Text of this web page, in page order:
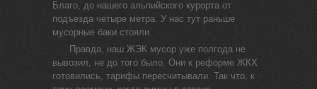
Благо, до нашего альпийского курорта от
подъезда четыре метра. У нас тут раньше
мусорные баки стояли.
Правда, наш ЖЭК мусор уже полгода не
вывозил, не до того было. Они к реформе ЖКХ
готовились, тарифы пересчитывали. Так что, к